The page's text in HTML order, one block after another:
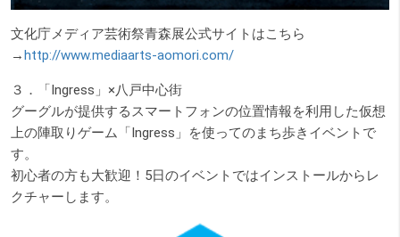
文化庁メディア芸術祭青森展公式サイトはこちら
→http://www.mediaarts-aomori.com/
３．「Ingress」×八戸中心街
グーグルが提供するスマートフォンの位置情報を利用した仮想
上の陣取りゲーム「Ingress」を使ってのまち歩きイベントで
す。
初心者の方も大歓迎！5日のイベントではインストールからレ
クチャーします。